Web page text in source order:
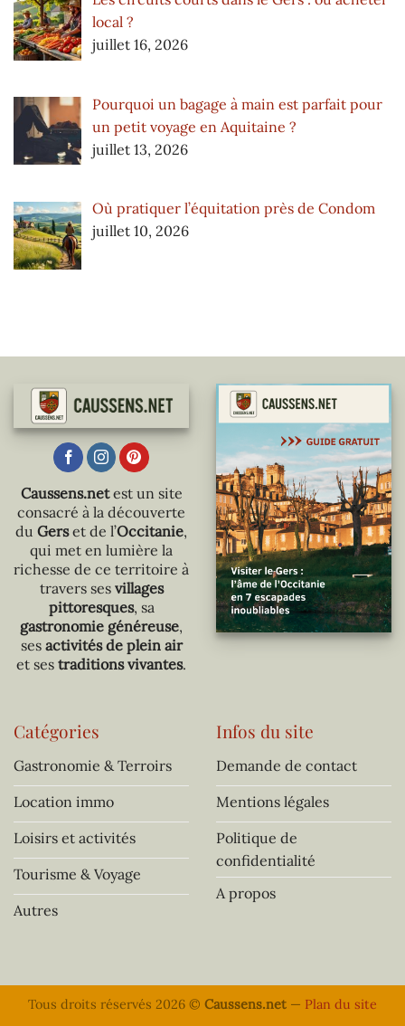
local ?
juillet 16, 2026
Pourquoi un bagage à main est parfait pour
un petit voyage en Aquitaine ?
juillet 13, 2026
Où pratiquer l’équitation près de Condom
juillet 10, 2026
Caussens.netest un site
consacré à la découverte
du Gerset de l’Occitanie,
qui met en lumière la
richesse de ce territoire à
travers ses villages
pittoresques, sa
gastronomie généreuse,
ses activités de plein air
et ses traditions vivantes.
Catégories
Gastronomie & Terroirs
Location immo
Loisirs et activités
Tourisme & Voyage
Autres
Infos du site
Demande de contact
Mentions légales
Politique de
confidentialité
A propos
Tous droits réservés 2026 © Caussens.net — Plan du site